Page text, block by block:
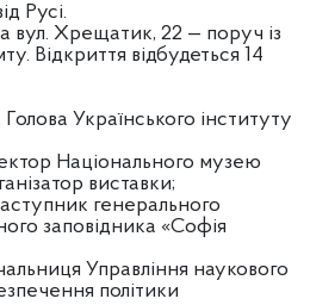
Русі.
вул. Хрещатик, 22 — поруч із
Відкриття відбудеться 14
Українського інституту
Національного музею
виставки;
генерального
заповідника «Софія
Управління наукового
політики